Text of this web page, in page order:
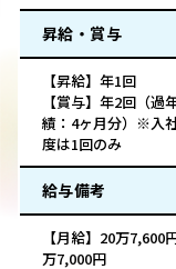
昇給・賞与
【昇給】年1回
【賞与】年2回（過
績：4ヶ月分）※入
度は1回のみ
給与備考
【月給】20万7,600
万7,000円